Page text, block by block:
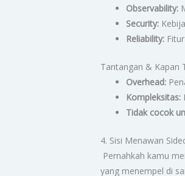
Observability:
Security:
Reliability:
Tantangan & Kapan
Overhead:
Kompleksitas:
Tidak cocok
4. Sisi Menawan
Pernahkah kamu
yang menempel di